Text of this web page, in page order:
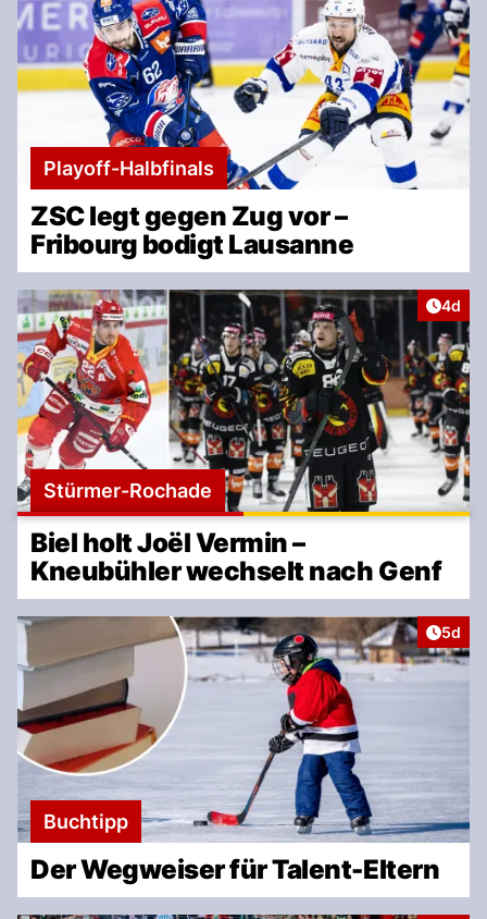
Playoff-Halbfinals
ZSC legt gegen Zug vor –
Fribourg bodigt Lausanne
4d
Stürmer-Rochade
Biel holt Joël Vermin –
Kneubühler wechselt nach Genf
5d
Buchtipp
Der Wegweiser für Talent-Eltern